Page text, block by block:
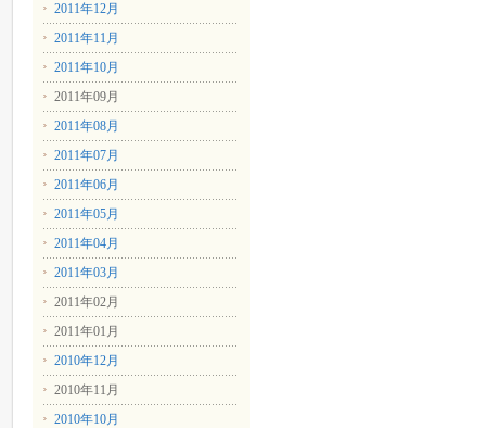
2011年12月
2011年11月
2011年10月
2011年09月
2011年08月
2011年07月
2011年06月
2011年05月
2011年04月
2011年03月
2011年02月
2011年01月
2010年12月
2010年11月
2010年10月